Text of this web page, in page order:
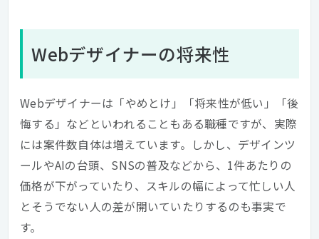
Webデザイナーの将来性
Webデザイナーは「やめとけ」「将来性が低い」「後
悔する」などといわれることもある職種ですが、実際
には案件数自体は増えています。しかし、デザインツ
ールやAIの台頭、SNSの普及などから、1件あたりの
価格が下がっていたり、スキルの幅によって忙しい人
とそうでない人の差が開いていたりするのも事実で
す。